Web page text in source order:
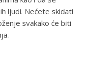
ljudi. Nećete skidati
svakako će biti